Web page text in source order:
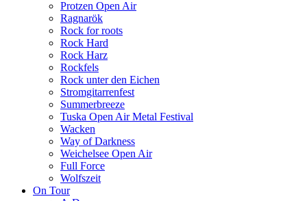
Protzen Open Air
Ragnarök
Rock for roots
Rock Hard
Rock Harz
Rockfels
Rock unter den Eichen
Stromgitarrenfest
Summerbreeze
Tuska Open Air Metal Festival
Wacken
Way of Darkness
Weichelsee Open Air
Full Force
Wolfszeit
On Tour